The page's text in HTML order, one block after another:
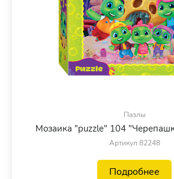
Пазлы
Мозаика "puzzle" 104
Артикул 82248
Подробнее